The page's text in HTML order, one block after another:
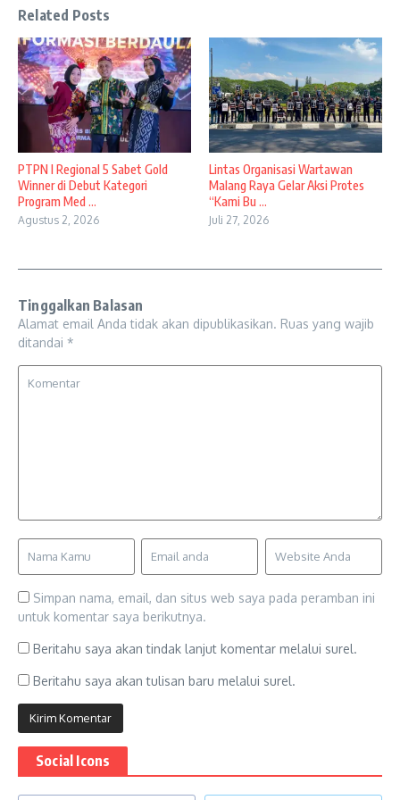
Related Posts
PTPN I Regional 5 Sabet Gold
Winner di Debut Kategori
Program Med ...
Agustus 2, 2026
Lintas Organisasi Wartawan
Malang Raya Gelar Aksi Protes
“Kami Bu ...
Juli 27, 2026
Tinggalkan Balasan
Alamat email Anda tidak akan dipublikasikan. Ruas yang wajib
ditandai *
Simpan nama, email, dan situs web saya pada peramban ini
untuk komentar saya berikutnya.
Beritahu saya akan tindak lanjut komentar melalui surel.
Beritahu saya akan tulisan baru melalui surel.
Social Icons